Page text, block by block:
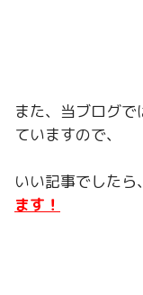
また、当ブログで
ていますので、
いい記事でしたら、
ます！